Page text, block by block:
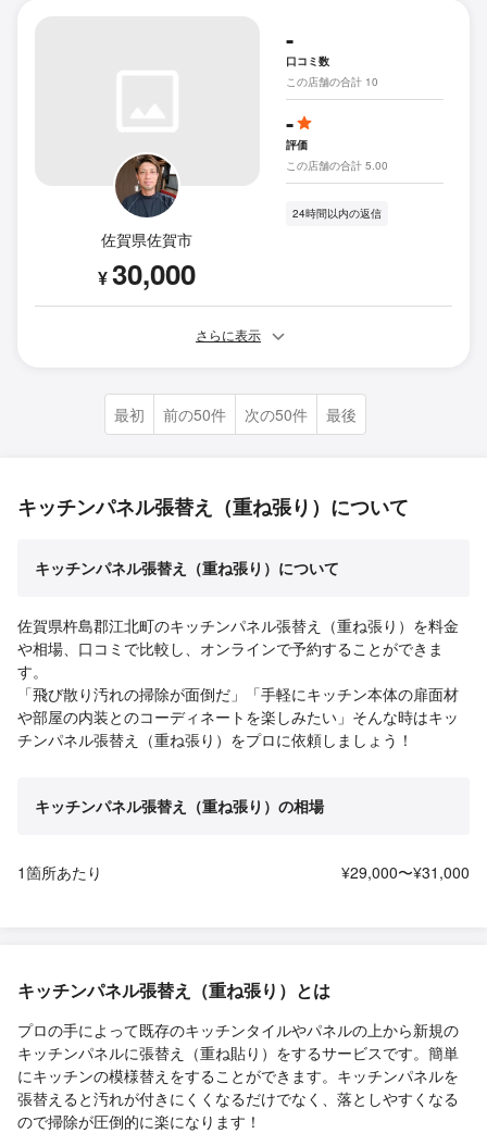
佐賀県佐賀市
¥30,000
-
口コミ数
この店舗の合計 10
-
評価
この店舗の合計 5.00
24時間以内の返信
さらに表示
最初 前の50件 次の50件 最後
キッチンパネル張替え（重ね張り）について
キッチンパネル張替え（重ね張り）について
佐賀県杵島郡江北町のキッチンパネル張替え（重ね張り）を料金
や相場、口コミで比較し、オンラインで予約することができま
す。
「飛び散り汚れの掃除が面倒だ」「手軽にキッチン本体の扉面材
や部屋の内装とのコーディネートを楽しみたい」そんな時はキッ
チンパネル張替え（重ね張り）をプロに依頼しましょう！
キッチンパネル張替え（重ね張り）の相場
1箇所あたり ¥29,000〜¥31,000
キッチンパネル張替え（重ね張り）とは
プロの手によって既存のキッチンタイルやパネルの上から新規の
キッチンパネルに張替え（重ね貼り）をするサービスです。簡単
にキッチンの模様替えをすることができます。キッチンパネルを
張替えると汚れが付きにくくなるだけでなく、落としやすくなる
ので掃除が圧倒的に楽になります！